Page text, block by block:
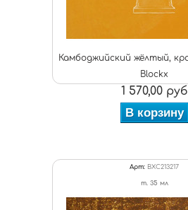
Камбоджийский жёлтый,
Blockx
1 570,00 руб
В корзину
Арт: BXC213217
т. 35 мл